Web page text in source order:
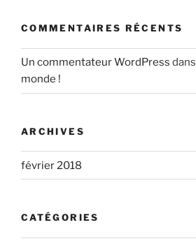
COMMENTAIRES RÉCENTS
Un commentateur WordPress dans
monde !
ARCHIVES
février 2018
CATÉGORIES